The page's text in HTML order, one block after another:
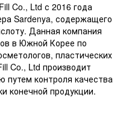
Co., Ltd с 2016 года
Sardenya, содержащего
Данная компания
в Южной Корее по
пластических
Co., Ltd производит
путем контроля качества
конечной продукции.